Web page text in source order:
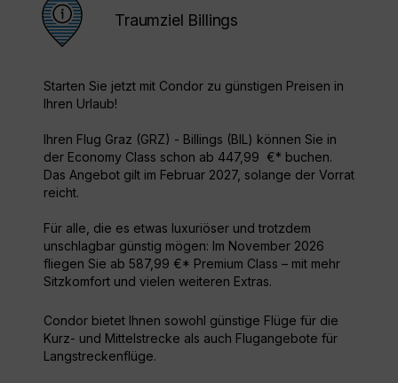
Traumziel Billings
Starten Sie jetzt mit Condor zu günstigen Preisen in
Ihren Urlaub!
Ihren Flug Graz (GRZ) - Billings (BIL) können Sie in
der Economy Class schon ab 447,99 €* buchen.
Das Angebot gilt im Februar 2027, solange der Vorrat
reicht.
Für alle, die es etwas luxuriöser und trotzdem
unschlagbar günstig mögen: Im November 2026
fliegen Sie ab 587,99 €* Premium Class – mit mehr
Sitzkomfort und vielen weiteren Extras.
Condor bietet Ihnen sowohl günstige Flüge für die
Kurz- und Mittelstrecke als auch Flugangebote für
Langstreckenflüge.